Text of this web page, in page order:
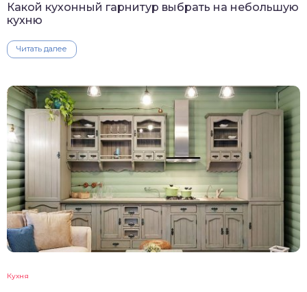
Какой кухонный гарнитур выбрать на небольшую
кухню
Читать далее
Кухня